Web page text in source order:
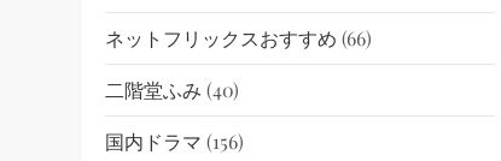
ネットフリックスおすすめ (66)
二階堂ふみ (40)
国内ドラマ (156)